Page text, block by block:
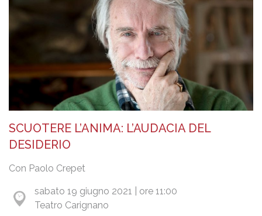
SCUOTERE L’ANIMA: L’AUDACIA DEL
DESIDERIO
Con Paolo Crepet
sabato 19 giugno 2021 | ore 11:00
Teatro Carignano